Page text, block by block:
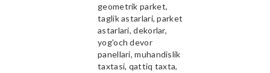
geometrik parket,
taglik astarlari, parket
astarlari, dekorlar,
yog'och devor
panellari, muhandislik
taxtasi, qattiq taxta,